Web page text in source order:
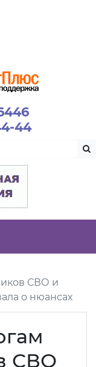
44
СВО и
о нюансах
СВО